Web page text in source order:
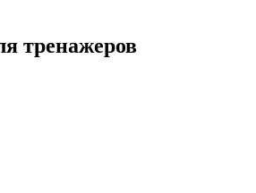
тренажеров